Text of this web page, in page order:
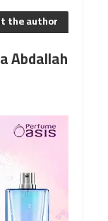
the author
Abdallah